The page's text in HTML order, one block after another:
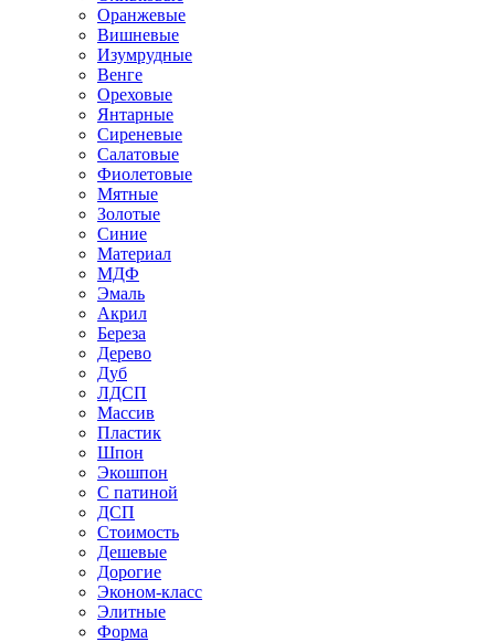
Оранжевые
Вишневые
Изумрудные
Венге
Ореховые
Янтарные
Сиреневые
Салатовые
Фиолетовые
Мятные
Золотые
Синие
Материал
МДФ
Эмаль
Акрил
Береза
Дерево
Дуб
ЛДСП
Массив
Пластик
Шпон
Экошпон
С патиной
ДСП
Стоимость
Дешевые
Дорогие
Эконом-класс
Элитные
Форма